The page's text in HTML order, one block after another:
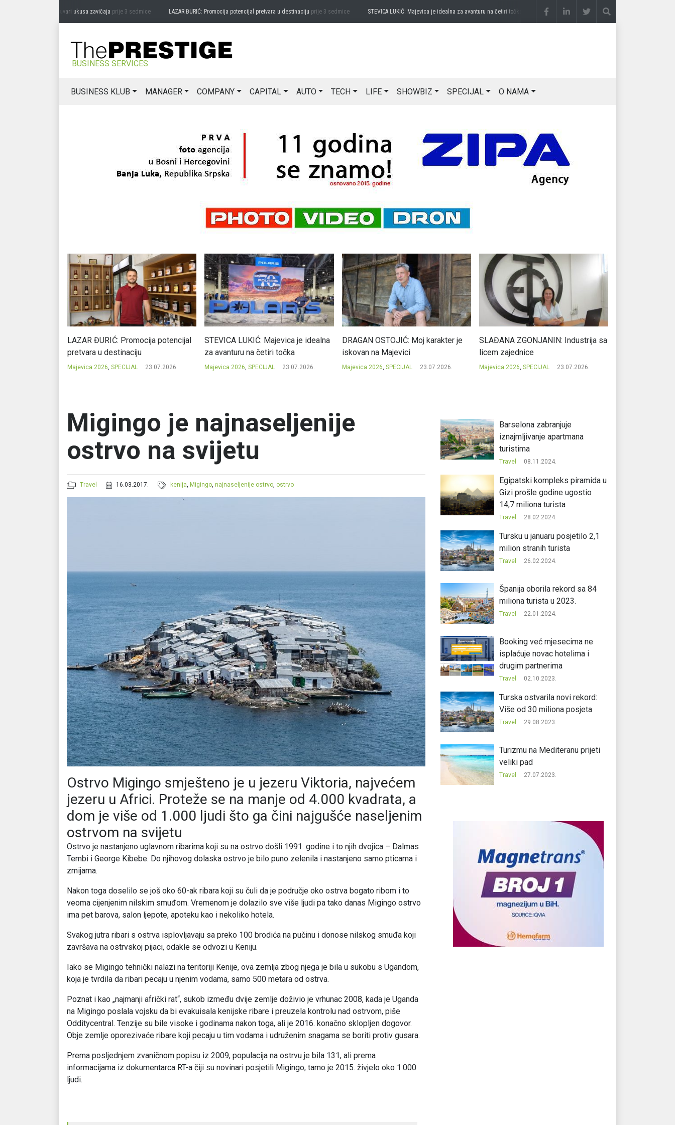
MIĆANOVIĆ: Čuvari ukusa zavičajaprije 3 sedmice LAZAR ĐURIĆ: Promocija potencijal pretvara u destinacijuprije 3 sedmice STEVICA LUKIĆ: Majevica je idealna za avanturu na četiri točkaprije 3 sedmice DRAGAN OSTOJIĆ: Moj karakter je
BUSINESS SERVICES
BUSINESS KLUB MANAGER COMPANY CAPITAL AUTO TECH LIFE SHOWBIZ SPECIJAL O NAMA
LAZAR ĐURIĆ: Promocija potencijal
pretvara u destinaciju
Majevica 2026, SPECIJAL 23.07.2026.
STEVICA LUKIĆ: Majevica je idealna
za avanturu na četiri točka
Majevica 2026, SPECIJAL 23.07.2026.
DRAGAN OSTOJIĆ: Moj karakter je
iskovan na Majevici
Majevica 2026, SPECIJAL 23.07.2026.
SLAĐANA ZGONJANIN: Industrija sa
licem zajednice
Majevica 2026, SPECIJAL 23.07.2026.
Migingo je najnaseljenije
ostrvo na svijetu
Travel 16.03.2017. kenija, Migingo,najnaseljenije ostrvo, ostrvo
Ostrvo Migingo smješteno je u jezeru Viktoria, najvećem
jezeru u Africi. Proteže se na manje od 4.000 kvadrata, a
dom je više od 1.000 ljudi što ga čini najgušće naseljenim
ostrvom na svijetu
Ostrvo je nastanjeno uglavnom ribarima koji su na ostrvo došli 1991. godine i to njih dvojica – Dalmas
Tembi i George Kibebe. Do njihovog dolaska ostrvo je bilo puno zelenila i nastanjeno samo pticama i
zmijama.
Nakon toga doselilo se još oko 60-ak ribara koji su čuli da je područje oko ostrva bogato ribom i to
veoma cijenjenim nilskim smuđom. Vremenom je dolazilo sve više ljudi pa tako danas Migingo ostrvo
ima pet barova, salon ljepote, apoteku kao i nekoliko hotela.
Svakog jutra ribari s ostrva isplovljavaju sa preko 100 brodića na pučinu i donose nilskog smuđa koji
završava na ostrvskoj pijaci, odakle se odvozi u Keniju.
Iako se Migingo tehnički nalazi na teritoriji Kenije, ova zemlja zbog njega je bila u sukobu s Ugandom,
koja je tvrdila da ribari pecaju u njenim vodama, samo 500 metara od ostrva.
Poznat i kao „najmanji afrički rat“, sukob između dvije zemlje doživio je vrhunac 2008, kada je Uganda
na Migingo poslala vojsku da bi evakuisala kenijske ribare i preuzela kontrolu nad ostrvom, piše
Odditycentral. Tenzije su bile visoke i godinama nakon toga, ali je 2016. konačno sklopljen dogovor.
Obje zemlje oporezivaće ribare koji pecaju u tim vodama i udruženim snagama se boriti protiv gusara.
Prema posljednjem zvaničnom popisu iz 2009, populacija na ostrvu je bila 131, ali prema
informacijama iz dokumentarca RT-a čiji su novinari posjetili Migingo, tamo je 2015. živjelo oko 1.000
ljudi.
Barselona zabranjuje
iznajmljivanje apartmana
turistima
Travel 08.11.2024.
Egipatski kompleks piramida u
Gizi prošle godine ugostio
14,7 miliona turista
Travel 28.02.2024.
Tursku u januaru posjetilo 2,1
milion stranih turista
Travel 26.02.2024.
Španija oborila rekord sa 84
miliona turista u 2023.
Travel 22.01.2024.
Booking već mjesecima ne
isplaćuje novac hotelima i
drugim partnerima
Travel 02.10.2023.
Turska ostvarila novi rekord:
Više od 30 miliona posjeta
Travel 29.08.2023.
Turizmu na Mediteranu prijeti
veliki pad
Travel 27.07.2023.